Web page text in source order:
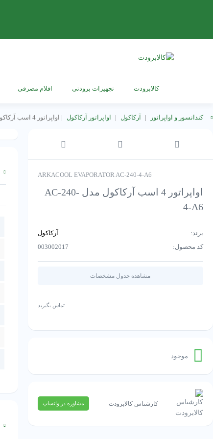
کالابرودت تجهیزات برودتی اقلام مصرفی
کندانسور و اواپراتور آرکاکول اواپراتور آرکاکول اواپراتور 4 اسب آرکاکول مدل AC-240-4-A6
ARKACOOL EVAPORATOR AC-240-4-A6
اواپراتور 4 اسب آرکاکول مدل AC-240-
4-A6
برند:
آرکاکول
کد محصول:
003002017
مشاهده جدول مشخصات
تماس بگیرید
موجود
کارشناس کالابرودت مشاوره در واتساپ